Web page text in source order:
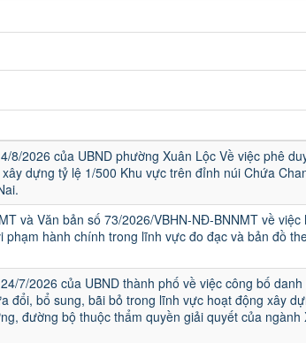
8/2026 của UBND phường Xuân Lộc Về việc phê
dựng tỷ lệ 1/500 Khu vực trên đỉnh núi Chứa
và Văn bản số 73/2026/VBHN-NĐ-BNNMT về việc
phạm hành chính trong lĩnh vực đo đạc và bản đồ
7/2026 của UBND thành phố về việc công bố danh
đổi, bổ sung, bãi bỏ trong lĩnh vực hoạt động xây
đường bộ thuộc thẩm quyền giải quyết của ngành